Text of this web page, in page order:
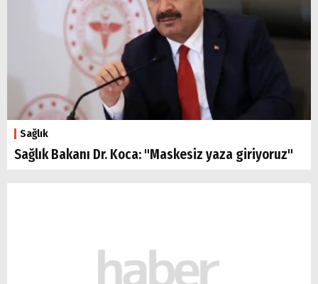
Sağlık
Sağlık Bakanı Dr. Koca: "Maskesiz yaza giriyoruz"